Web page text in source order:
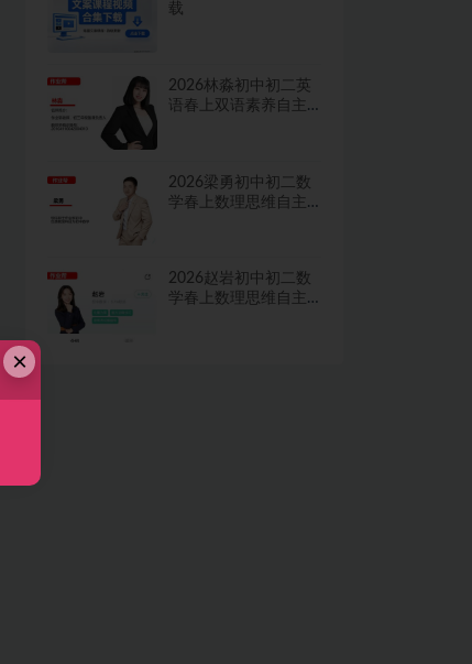
载
2026林淼初中初二英
语春上双语素养自主
2026梁勇初中初二数
学春上数理思维自主
2026赵岩初中初二数
学春上数理思维自主
×